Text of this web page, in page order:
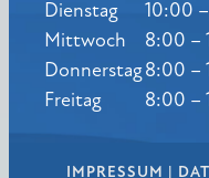
Dienstag
10:00
Mittwoch
8:00 –
Donnerstag8:00 –
Freitag
8:00 –
IMPRESSUM